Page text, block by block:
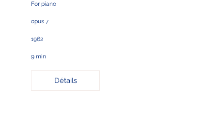
For piano
opus 7
1962
9 min
Détails